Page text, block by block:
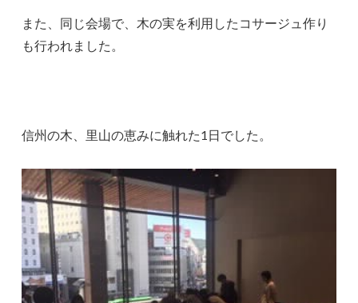
また、同じ会場で、木の実を利用したコサージュ作り
も行われました。
信州の木、里山の恵みに触れた1日でした。